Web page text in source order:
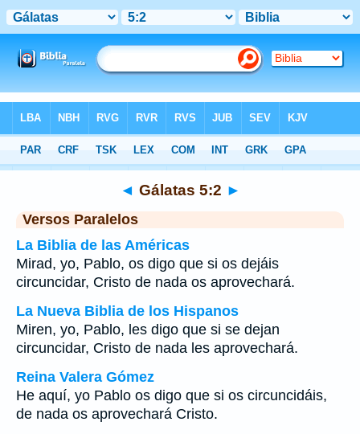
>Gálatas Capítulo 5 > Verso 2
◄ Gálatas 5:2 ►
Versos Paralelos
La Biblia de las Américas
Mirad, yo, Pablo, os digo que si os dejáis
circuncidar, Cristo de nada os aprovechará.
La Nueva Biblia de los Hispanos
Miren, yo, Pablo, les digo que si se dejan
circuncidar, Cristo de nada les aprovechará.
Reina Valera Gómez
He aquí, yo Pablo os digo que si os circuncidáis,
de nada os aprovechará Cristo.